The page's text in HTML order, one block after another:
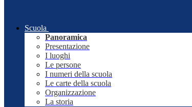
Scuola
Panoramica
Presentazione
I luoghi
Le persone
I numeri della scuola
Le carte della scuola
Organizzazione
La storia